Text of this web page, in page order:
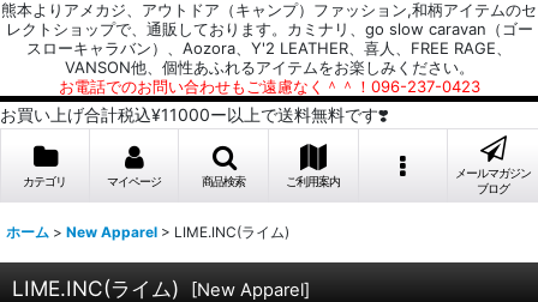
熊本よりアメカジ、アウトドア（キャンプ）ファッション,和柄アイテムのセ
レクトショップで、通販しております。カミナリ、go slow caravan（ゴー
スローキャラバン）、Aozora、Y'2 LEATHER、喜人、FREE RAGE、
VANSON他、個性あふれるアイテムをお楽しみください。
お電話でのお問い合わせもご遠慮なく＾＾！096-237-0423
お買い上げ合計税込¥11000ー以上で送料無料です❣️
カテゴリ マイページ 商品検索 ご利用案内
メールマガジン
ブログ
ホーム > New Apparel > LIME.INC(ライム)
LIME.INC(ライム) [New Apparel]